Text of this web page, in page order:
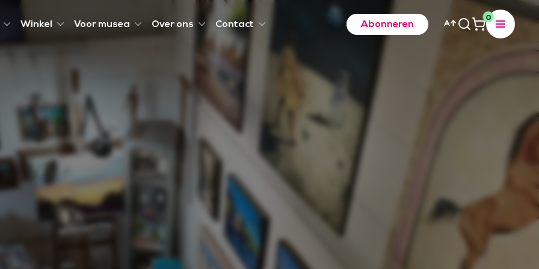
Winkel Voor musea Over ons Contact Abonneren
0